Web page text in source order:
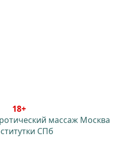
18+
массаж Москва
СПб